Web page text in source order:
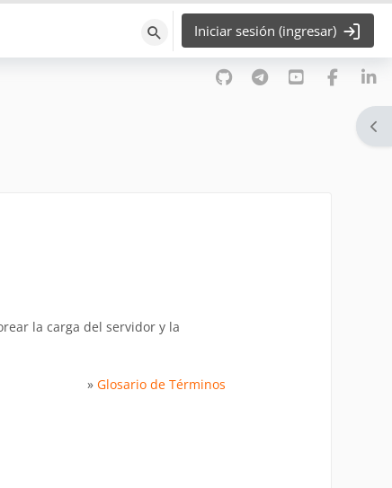
BúsquedaIniciar sesión (ingresar)
la carga del servidor y la
» Glosario de Términos